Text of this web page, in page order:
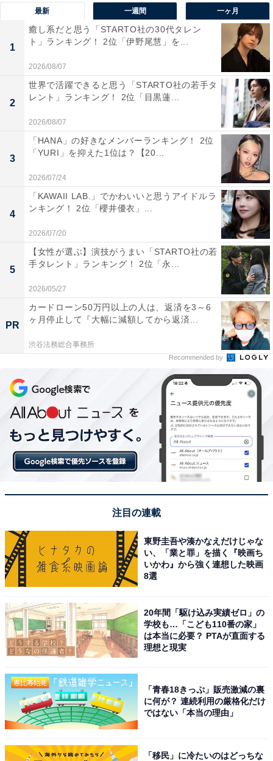
（60代女性・北海道）などの意見が寄せられました。
1位：栗山千明
1位は栗山千明さんでした。栗山さんは茨城県土浦市の
出身で、幼少期からジュニアモデルとして活動を開始。
1999年に公開された映画『死国』で俳優としてデビュー
すると、透明感のあるビジュアルと演技力ですぐに注目
を集めます。2000年には『バトル・ロワイヤル』、2003
年には『キル・ビル Vol.1』など話題の映画に出演し、世
界でも注目される俳優に成長。
ドラマでは、『ATARU』（TBS系）、『不機嫌な果実』
系）など、さまざまな作品に出演し、演技派俳優として
人気を得ています。2023年7月7日からは、テレビ東京系
のドラマ25『晩酌の流儀2』で主演を担当中。都会的な
雰囲気のある栗山さんが、茨城県出身だと聞いて驚いた
人が多くいました。
回答者からは、「田舎出身というイメージがない」（30
訛りがなく、出身地のアピールがなかったので」（30代
最新 一週間 一ヶ月
1
癒し系だと思う「STARTO社の30代タレン
ト」ランキング！ 2位「伊野尾慧」を...
2026/08/07
2
世界で活躍できると思う「STARTO社の若手タ
レント」ランキング！ 2位「目黒蓮...
2026/08/07
3
「HANA」の好きなメンバーランキング！ 2位
「YURI」を抑えた1位は？【20...
2026/07/24
4
「KAWAII LAB.」でかわいいと思うアイドルラ
ンキング！ 2位「櫻井優衣」...
2026/07/20
5
【女性が選ぶ】演技がうまい「STARTO社の若
手タレント」ランキング！ 2位「永...
2026/05/27
PR
カードローン50万円以上の人は、返済を3～6
ヶ月停止して『大幅に減額してから返済...
渋谷法務総合事務所
Recommended by
注目の連載
東野圭吾や湊かなえだけじゃな
い、「業と罪」を描く『映画ち
いかわ』から強く連想した映画
8選
20年間「駆け込み実績ゼロ」の
学校も…「こども110番の家」
は本当に必要？ PTAが直面する
理想と現実
「青春18きっぷ」販売激減の裏
に何が？ 連続利用の厳格化だけ
ではない「本当の理由」
「移民」に冷たいのはどっちな